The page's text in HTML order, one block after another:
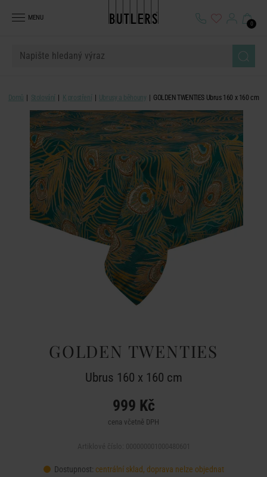
MENU
0
Domů Stolování K prostření Ubrusy a běhouny GOLDEN TWENTIES Ubrus 160 x 160 cm
GOLDEN TWENTIES
Ubrus 160 x 160 cm
999 Kč
cena včetně DPH
Dostupnost: centrální sklad, doprava nelze objednat